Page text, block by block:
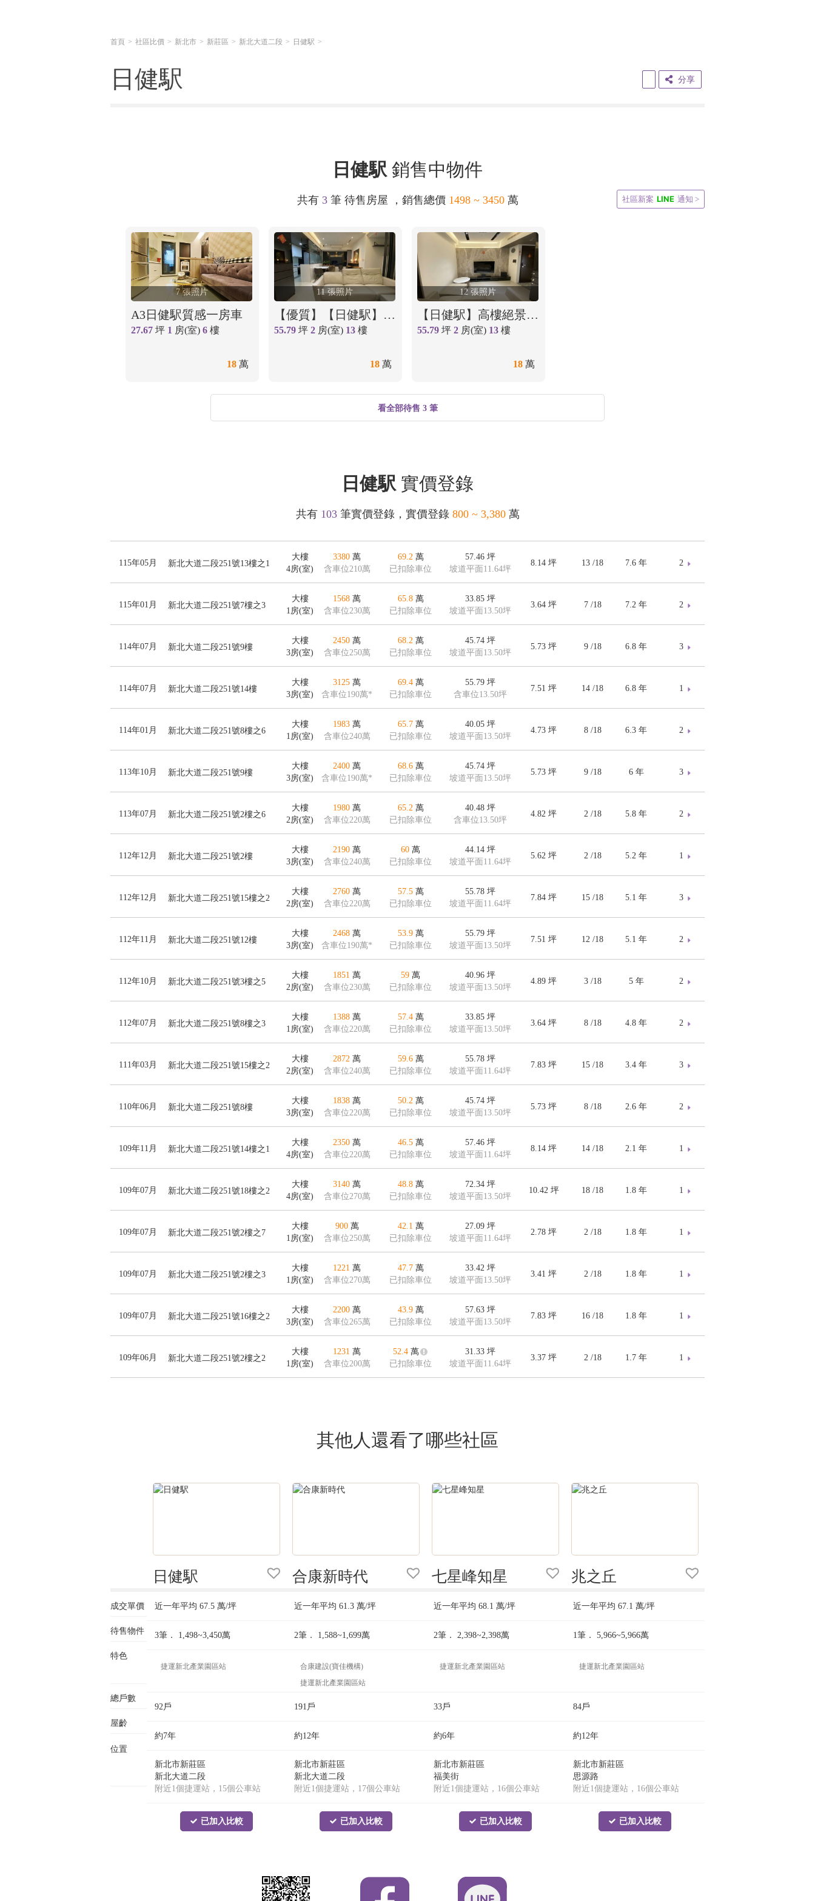
首頁 社區比價 新北市 新莊區 新北大道二段 日健駅
日健駅 分享
日健駅 銷售中物件
共有 3筆 待售房屋 ，銷售總價 1498 ~ 3450萬 社區新案 LINE 通知 >
7 張照片
A3日健駅質感一房車
27.67 坪 1 房(室) 6 樓
18 萬
11 張照片
【優質】【日健駅】高樓景觀極品大兩房＋車位
55.79 坪 2 房(室) 13 樓
18 萬
12 張照片
【日健駅】高樓絕景大兩房，入主捷運生活圈含車位！
55.79 坪 2 房(室) 13 樓
18 萬
看全部待售 3 筆
日健駅 實價登錄
共有 103筆實價登錄，實價登錄 800 ~ 3,380萬
115年05月 新北大道二段251號13樓之1
大樓
4房(室)
3380 萬
含車位210萬
69.2萬
已扣除車位
57.46 坪
坡道平面11.64坪
8.14 坪 13 /18 7.6 年 2
115年01月 新北大道二段251號7樓之3
大樓
1房(室)
1568 萬
含車位230萬
65.8萬
已扣除車位
33.85 坪
坡道平面13.50坪
3.64 坪 7 /18 7.2 年 2
114年07月 新北大道二段251號9樓
大樓
3房(室)
2450 萬
含車位250萬
68.2萬
已扣除車位
45.74 坪
坡道平面13.50坪
5.73 坪 9 /18 6.8 年 3
114年07月 新北大道二段251號14樓
大樓
3房(室)
3125 萬
含車位190萬*
69.4萬
已扣除車位
55.79 坪
含車位13.50坪
7.51 坪 14 /18 6.8 年 1
114年01月 新北大道二段251號8樓之6
大樓
1房(室)
1983 萬
含車位240萬
65.7萬
已扣除車位
40.05 坪
坡道平面13.50坪
4.73 坪 8 /18 6.3 年 2
113年10月 新北大道二段251號9樓
大樓
3房(室)
2400 萬
含車位190萬*
68.6萬
已扣除車位
45.74 坪
坡道平面13.50坪
5.73 坪 9 /18 6 年 3
113年07月 新北大道二段251號2樓之6
大樓
2房(室)
1980 萬
含車位220萬
65.2萬
已扣除車位
40.48 坪
含車位13.50坪
4.82 坪 2 /18 5.8 年 2
112年12月 新北大道二段251號2樓
大樓
3房(室)
2190 萬
含車位240萬
60 萬
已扣除車位
44.14 坪
坡道平面11.64坪
5.62 坪 2 /18 5.2 年 1
112年12月 新北大道二段251號15樓之2
大樓
2房(室)
2760 萬
含車位220萬
57.5萬
已扣除車位
55.78 坪
坡道平面11.64坪
7.84 坪 15 /18 5.1 年 3
112年11月 新北大道二段251號12樓
大樓
3房(室)
2468 萬
含車位190萬*
53.9萬
已扣除車位
55.79 坪
坡道平面13.50坪
7.51 坪 12 /18 5.1 年 2
112年10月 新北大道二段251號3樓之5
大樓
2房(室)
1851 萬
含車位230萬
59 萬
已扣除車位
40.96 坪
坡道平面13.50坪
4.89 坪 3 /18 5 年 2
112年07月 新北大道二段251號8樓之3
大樓
1房(室)
1388 萬
含車位220萬
57.4萬
已扣除車位
33.85 坪
坡道平面13.50坪
3.64 坪 8 /18 4.8 年 2
111年03月 新北大道二段251號15樓之2
大樓
2房(室)
2872 萬
含車位240萬
59.6萬
已扣除車位
55.78 坪
坡道平面11.64坪
7.83 坪 15 /18 3.4 年 3
110年06月 新北大道二段251號8樓
大樓
3房(室)
1838 萬
含車位220萬
50.2萬
已扣除車位
45.74 坪
坡道平面13.50坪
5.73 坪 8 /18 2.6 年 2
109年11月 新北大道二段251號14樓之1
大樓
4房(室)
2350 萬
含車位220萬
46.5萬
已扣除車位
57.46 坪
坡道平面11.64坪
8.14 坪 14 /18 2.1 年 1
109年07月 新北大道二段251號18樓之2
大樓
4房(室)
3140 萬
含車位270萬
48.8萬
已扣除車位
72.34 坪
坡道平面13.50坪
10.42 坪 18 /18 1.8 年 1
109年07月 新北大道二段251號2樓之7
大樓
1房(室)
900萬
含車位250萬
42.1 萬
已扣除車位
27.09 坪
坡道平面11.64坪
2.78 坪 2 /18 1.8 年 1
109年07月 新北大道二段251號2樓之3
大樓
1房(室)
1221 萬
含車位270萬
47.7萬
已扣除車位
33.42 坪
坡道平面13.50坪
3.41 坪 2 /18 1.8 年 1
109年07月 新北大道二段251號16樓之2
大樓
3房(室)
2200 萬
含車位265萬
43.9萬
已扣除車位
57.63 坪
坡道平面13.50坪
7.83 坪 16 /18 1.8 年 1
109年06月 新北大道二段251號2樓之2
大樓
1房(室)
1231 萬
含車位200萬
52.4 萬
已扣除車位
31.33 坪
坡道平面11.64坪
3.37 坪 2 /18 1.7 年 1
其他人還看了哪些社區
成交單價
待售物件
特色
總戶數
屋齡
位置
日健駅
近一年平均 67.5 萬/坪
3筆． 1,498~3,450萬
捷運新北產業園區站
92戶
約7年
新北市新莊區
新北大道二段
附近1個捷運站，15個公車站
已加入比較
合康新時代
近一年平均 61.3 萬/坪
2筆． 1,588~1,699萬
合康建設(寶佳機構)
捷運新北產業園區站
191戶
約12年
新北市新莊區
新北大道二段
附近1個捷運站，17個公車站
已加入比較
七星峰知星
近一年平均 68.1 萬/坪
2筆． 2,398~2,398萬
捷運新北產業園區站
33戶
約6年
新北市新莊區
福美街
附近1個捷運站，16個公車站
已加入比較
兆之丘
近一年平均 67.1 萬/坪
1筆． 5,966~5,966萬
捷運新北產業園區站
84戶
約12年
新北市新莊區
思源路
附近1個捷運站，16個公車站
已加入比較